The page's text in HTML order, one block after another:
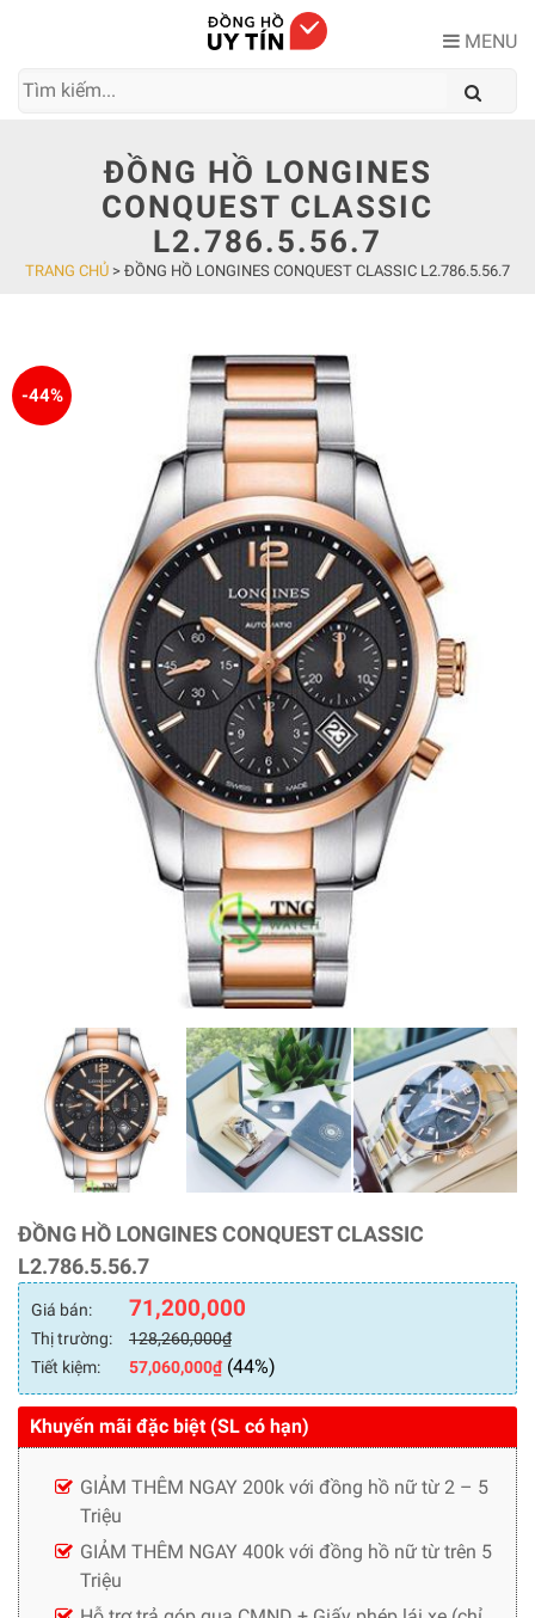
MENU
ĐỒNG HỒ LONGINES
CONQUEST CLASSIC
L2.786.5.56.7
TRANG CHỦ > ĐỒNG HỒ LONGINES CONQUEST CLASSIC L2.786.5.56.7
-44%
ĐỒNG HỒ LONGINES CONQUEST CLASSIC
L2.786.5.56.7
Giá bán: 71,200,000
Thị trường: 128,260,000₫
Tiết kiệm:
57,060,000₫(44%)
Khuyến mãi đặc biệt (SL có hạn)
GIẢM THÊM NGAY 200k với đồng hồ nữ từ 2 – 5
Triệu
GIẢM THÊM NGAY 400k với đồng hồ nữ từ trên 5
Triệu